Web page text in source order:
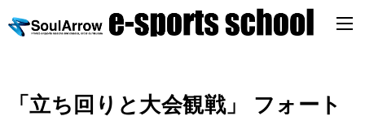
「立ち回りと大会観戦」 フォート